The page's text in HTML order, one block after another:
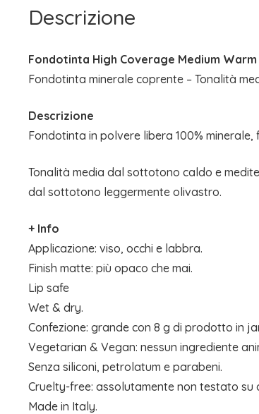
Descrizione
Fondotinta High Coverage Medium
Fondotinta minerale coprente – Tonalità
Descrizione
Fondotinta in polvere libera 100%
Tonalità media dal sottotono caldo e
dal sottotono leggermente olivastro.
+ Info
Applicazione: viso, occhi e labbra.
Finish matte: più opaco che mai.
Lip safe
Wet & dry.
Confezione: grande con 8 g di prodotto in
Vegetarian & Vegan: nessun ingrediente
Senza siliconi, petrolatum e parabeni.
Cruelty-free: assolutamente non testato su
Made in Italy.